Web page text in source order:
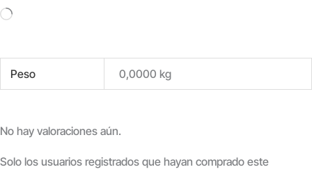
Cargando...
Peso 0,0000 kg
No hay valoraciones aún.
Solo los usuarios registrados que hayan comprado este